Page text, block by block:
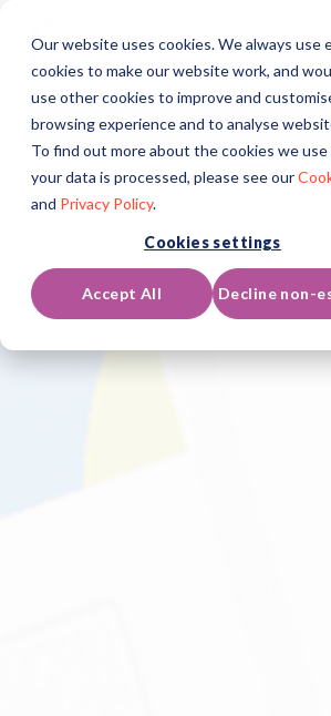
Our website uses cookies. We always use
cookies to make our website work, and
use other cookies to improve and
browsing experience and to analyse
To find out more about the cookies we use
your data is processed, please see our
and Privacy Policy.
Cookies settings
Accept All Decline non-
お問い合わせ